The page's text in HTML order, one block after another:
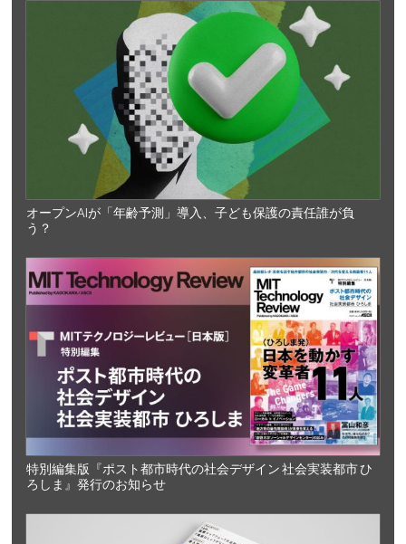
オープンAIが「年齢予測」導入、子ども保護の責任誰が負
う？
特別編集版『ポスト都市時代の社会デザイン 社会実装都市 ひ
ろしま』発行のお知らせ